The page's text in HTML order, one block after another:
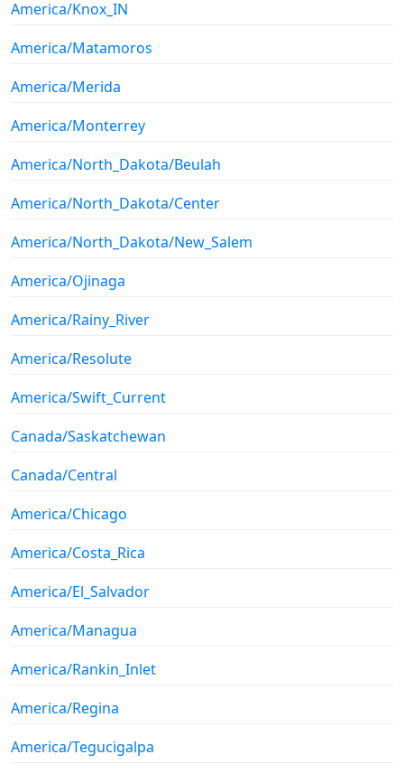
America/Knox_IN
America/Matamoros
America/Merida
America/Monterrey
America/North_Dakota/Beulah
America/North_Dakota/Center
America/North_Dakota/New_Salem
America/Ojinaga
America/Rainy_River
America/Resolute
America/Swift_Current
Canada/Saskatchewan
Canada/Central
America/Chicago
America/Costa_Rica
America/El_Salvador
America/Managua
America/Rankin_Inlet
America/Regina
America/Tegucigalpa